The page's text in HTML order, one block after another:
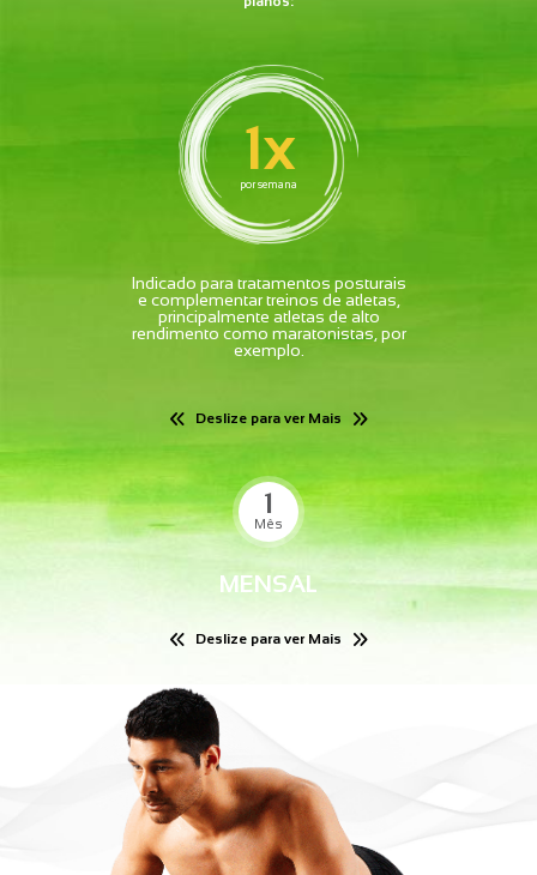
1x
por semana
Indicado para tratamentos posturais
e complementar treinos de atletas,
principalmente atletas de alto
rendimento como maratonistas, por
exemplo.
Deslize para ver Mais
1
Mês
MENSAL
Deslize para ver Mais